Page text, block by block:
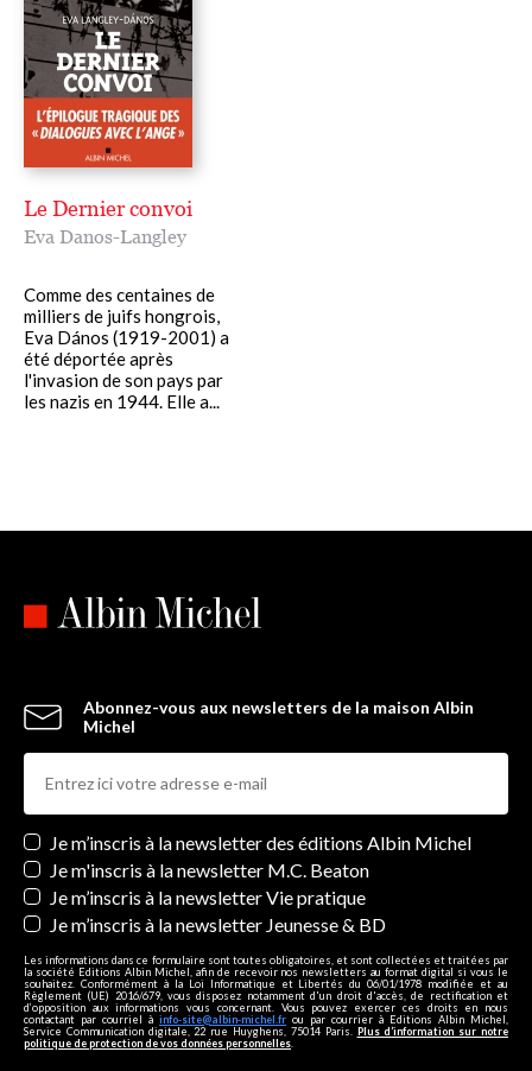
Le Dernier convoi
Eva Danos-Langley
Comme des centaines de
milliers de juifs hongrois,
Eva Dános (1919-2001) a
été déportée après
l'invasion de son pays par
les nazis en 1944. Elle a...
Abonnez-vous aux newsletters de la maison Albin
Michel
Newsletters
Je m’inscris à la newsletter des éditions Albin Michel
Je m'inscris à la newsletter M.C. Beaton
Je m’inscris à la newsletter Vie pratique
Je m’inscris à la newsletter Jeunesse & BD
Les informations dans ce formulaire sont toutes obligatoires, et sont collectées et traitées par
la société Editions Albin Michel, afin de recevoir nos newsletters au format digital si vous le
souhaitez. Conformément à la Loi Informatique et Libertés du 06/01/1978 modifiée et au
Règlement (UE) 2016/679, vous disposez notamment d'un droit d'accès, de rectification et
d’opposition aux informations vous concernant. Vous pouvez exercer ces droits en nous
contactant par courriel à info-site@albin-michel.fr ou par courrier à Editions Albin Michel,
Service Communication digitale, 22 rue Huyghens, 75014 Paris. Plus d’information sur notre
politique de protection de vos données personnelles